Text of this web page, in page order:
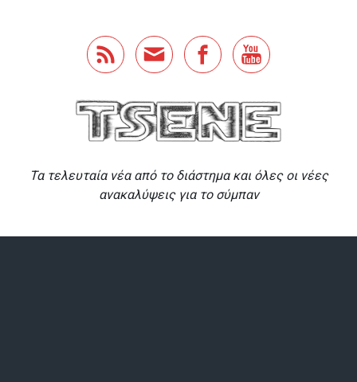
Τα τελευταία νέα από το διάστημα και όλες οι νέες
ανακαλύψεις για το σύμπαν